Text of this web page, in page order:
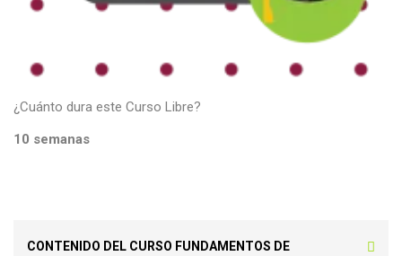
¿Cuánto dura este Curso Libre?
10 semanas
CONTENIDO DEL CURSO FUNDAMENTOS DE